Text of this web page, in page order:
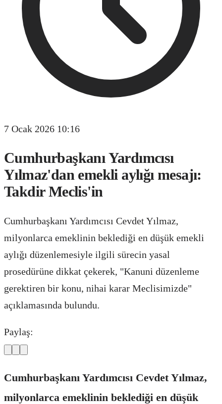
7 Ocak 2026 10:16
Cumhurbaşkanı Yardımcısı
Yılmaz'dan emekli aylığı mesajı:
Takdir Meclis'in
Cumhurbaşkanı Yardımcısı Cevdet Yılmaz,
milyonlarca emeklinin beklediği en düşük emekli
aylığı düzenlemesiyle ilgili sürecin yasal
prosedürüne dikkat çekerek, "Kanuni düzenleme
gerektiren bir konu, nihai karar Meclisimizde"
açıklamasında bulundu.
Paylaş:
Cumhurbaşkanı Yardımcısı Cevdet Yılmaz,
milyonlarca emeklinin beklediği en düşük